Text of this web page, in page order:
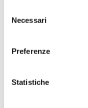
delNecessari
Preferenze
Statistiche
PROVINCE
SISMA